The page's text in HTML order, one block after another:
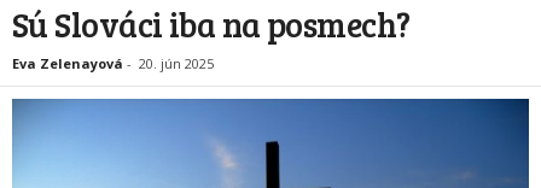
Sú Slováci iba na posmech?
Eva Zelenayová - 20. jún 2025